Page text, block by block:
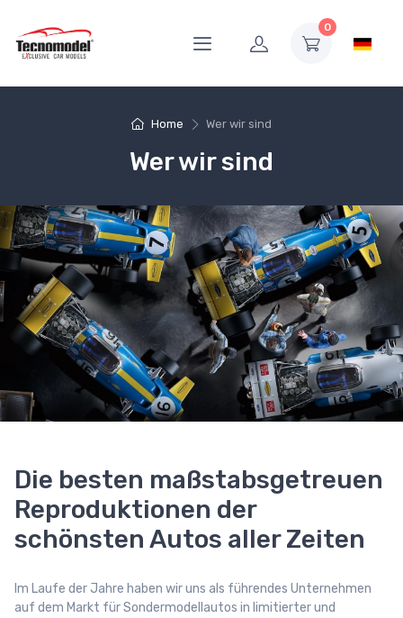
0
Home Wer wir sind
Wer wir sind
Die besten maßstabsgetreuen
Reproduktionen der
schönsten Autos aller Zeiten
Im Laufe der Jahre haben wir uns als führendes Unternehmen
auf dem Markt für Sondermodellautos in limitierter und